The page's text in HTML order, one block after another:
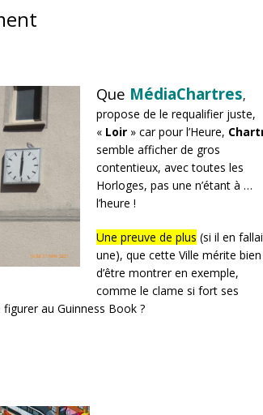
Que MédiaChartres,
propose de le requalifier juste,
« Loir » car pour l’Heure,
semble afficher de gros
contentieux, avec toutes les
Horloges, pas une n’étant à …
l’heure !
Une preuve de plus (si il en
une), que cette Ville mérite bien
d’être montrer en exemple,
comme le clame si fort ses
au Guinness Book ?